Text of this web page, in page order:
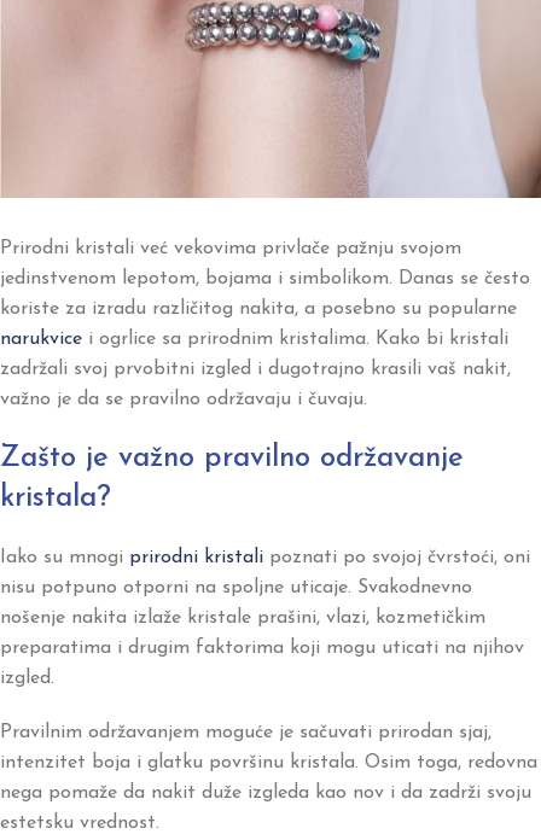
Prirodni kristali već vekovima privlače pažnju svojom
jedinstvenom lepotom, bojama i simbolikom. Danas se često
koriste za izradu različitog nakita, a posebno su popularne
narukvice i ogrlice sa prirodnim kristalima. Kako bi kristali
zadržali svoj prvobitni izgled i dugotrajno krasili vaš nakit,
važno je da se pravilno održavaju i čuvaju.
Zašto je važno pravilno održavanje
kristala?
Iako su mnogi prirodni kristali poznati po svojoj čvrstoći, oni
nisu potpuno otporni na spoljne uticaje. Svakodnevno
nošenje nakita izlaže kristale prašini, vlazi, kozmetičkim
preparatima i drugim faktorima koji mogu uticati na njihov
izgled.
Pravilnim održavanjem moguće je sačuvati prirodan sjaj,
intenzitet boja i glatku površinu kristala. Osim toga, redovna
nega pomaže da nakit duže izgleda kao nov i da zadrži svoju
estetsku vrednost.